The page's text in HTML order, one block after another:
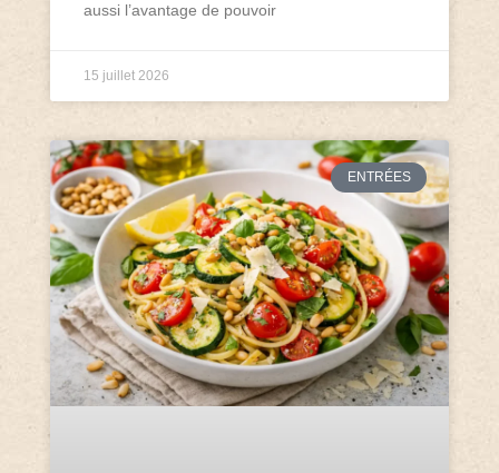
aussi l’avantage de pouvoir
15 juillet 2026
ENTRÉES